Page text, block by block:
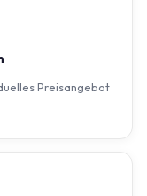
Preisangebot